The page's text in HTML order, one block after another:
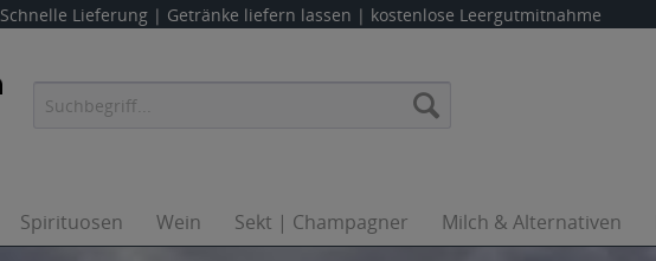
Schnelle Lieferung | Getränke liefern lassen | kostenlose Leergutmitnahme
Spirituosen Wein Sekt | Champagner Milch & Alternativen